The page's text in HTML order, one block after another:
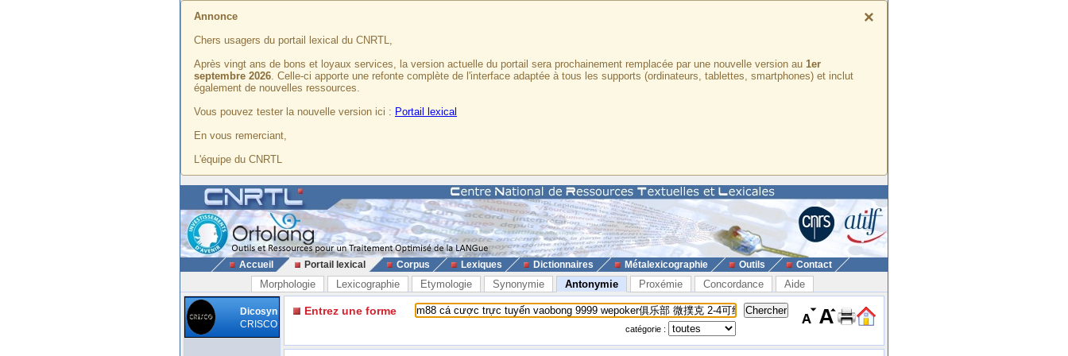
×
Annonce
Chers usagers du portail lexical du CNRTL,
Après vingt ans de bons et loyaux services, la version actuelle du portail sera prochainement remplacée par une nouvelle version au 1er
septembre 2026. Celle-ci apporte une refonte complète de l'interface adaptée à tous les supports (ordinateurs, tablettes, smartphones) et inclut
également de nouvelles ressources.
Vous pouvez tester la nouvelle version ici : Portail lexical
En vous remerciant,
L'équipe du CNRTL
Accueil Portail lexical Corpus Lexiques Dictionnaires Métalexicographie Outils Contact
Morphologie Lexicographie Etymologie Synonymie Antonymie Proxémie Concordance Aide
Dicosyn
CRISCO
Entrez une forme
catégorie :